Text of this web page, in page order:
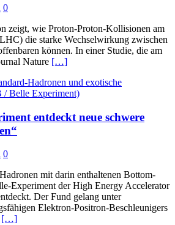
0
zeigt, wie Proton-Proton-Kollisionen am
die starke Wechselwirkung zwischen
können. In einer Studie, die am
Nature […]
entdeckt neue schwere
0
mit darin enthaltenen Bottom-
Experiment der High Energy Accelerator
Der Fund gelang unter
Elektron-Positron-Beschleunigers
[…]